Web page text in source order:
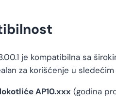
je kompatibilna sa
za korišćenje u
AP10.xxx (godina